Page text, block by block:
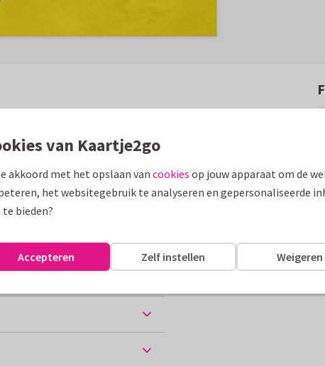
naar een (PhD-) student. Of
volgende judoband.
school
van Kaartje2go
akkoord met het opslaan van cookies op jouw apparaat om de
het websitegebruik te analyseren en gepersonaliseerde
te bieden?
Weigeren
Zelf instellen
Accepteren